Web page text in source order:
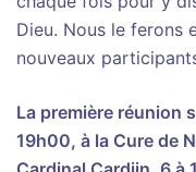
Dieu. Nous le ferons
nouveaux
La première réunion
19h00, à la Cure de